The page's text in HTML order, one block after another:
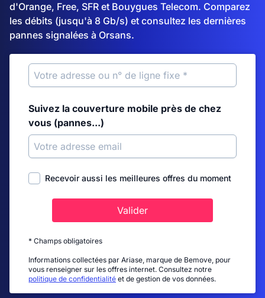
d'Orange, Free, SFR et Bouygues Telecom. Comparez
les débits (jusqu'à 8 Gb/s) et consultez les dernières
pannes signalées à Orsans.
Suivez la couverture mobile près de chez
vous (pannes...)
Recevoir aussi les meilleures offres du moment
Valider
* Champs obligatoires
Informations collectées par Ariase, marque de Bemove, pour
vous renseigner sur les offres internet. Consultez notre
politique de confidentialité et de gestion de vos données.